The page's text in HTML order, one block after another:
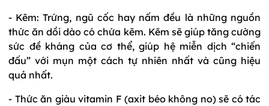
- Kẽm: Trứng, ngũ cốc hay nấm đều là những nguồn
thức ăn dồi dào có chứa kẽm. Kẽm sẽ giúp tăng cường
sức đề kháng của cơ thể, giúp hệ miễn dịch “chiến
đấu” với mụn một cách tự nhiên nhất và cũng hiệu
quả nhất.
- Thức ăn giàu vitamin F (axit béo không no) sẽ có tác